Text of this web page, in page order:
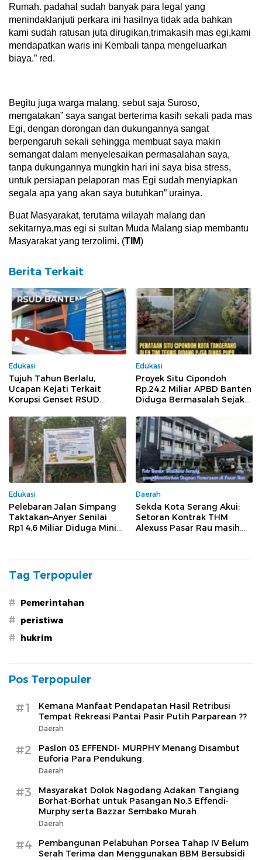
Rumah. padahal sudah banyak para legal yang
menindaklanjuti perkara ini hasilnya tidak ada bahkan
kami sudah ratusan juta dirugikan,trimakasih mas egi,kami
mendapatkan waris ini Kembali tanpa mengeluarkan
biaya.” red.
Begitu juga warga malang, sebut saja Suroso,
mengatakan” saya sangat berterima kasih sekali pada mas
Egi, dengan dorongan dan dukungannya sangat
berpengaruh sekali sehingga membuat saya makin
semangat dalam menyelesaikan permasalahan saya,
tanpa dukungannya mungkin hari ini saya bisa stress,
untuk persiapan pelaporan mas Egi sudah menyiapkan
segala apa yang akan saya butuhkan” urainya.
Buat Masyarakat, terutama wilayah malang dan
sekitarnya,mas egi si sultan Muda Malang siap membantu
Masyarakat yang terzolimi. (TIM)
Berita Terkait
Edukasi
Tujuh Tahun Berlalu,
Ucapan Kejati Terkait
Korupsi Genset RSUD
Melenggang Bebas Tak
Tersentuh Hukum
Edukasi
Proyek Situ Cipondoh
Rp.24,2 Miliar APBD Banten
Diduga Bermasalah Sejak
Pelaksanaan
Edukasi
Pelebaran Jalan Simpang
Taktakan–Anyer Senilai
Rp14,6 Miliar Diduga Minim
Daerah
Sekda Kota Serang Akui:
Setoran Kontrak THM
Alexuss Pasar Rau masih
Tag Terpopuler
# Pemerintahan
# peristiwa
# hukrim
Pos Terpopuler
#1
Kemana Manfaat Pendapatan Hasil Retribusi
Tempat Rekreasi Pantai Pasir Putih Parparean ??
Daerah
#2
Paslon 03 EFFENDI- MURPHY Menang Disambut
Euforia Para Pendukung.
Daerah
#3
Masyarakat Dolok Nagodang Adakan Tangiang
Borhat-Borhat untuk Pasangan No.3 Effendi-
Murphy serta Bazzar Sembako Murah
Daerah
#4
Pembangunan Pelabuhan Porsea Tahap IV Belum
Serah Terima dan Menggunakan BBM Bersubsidi